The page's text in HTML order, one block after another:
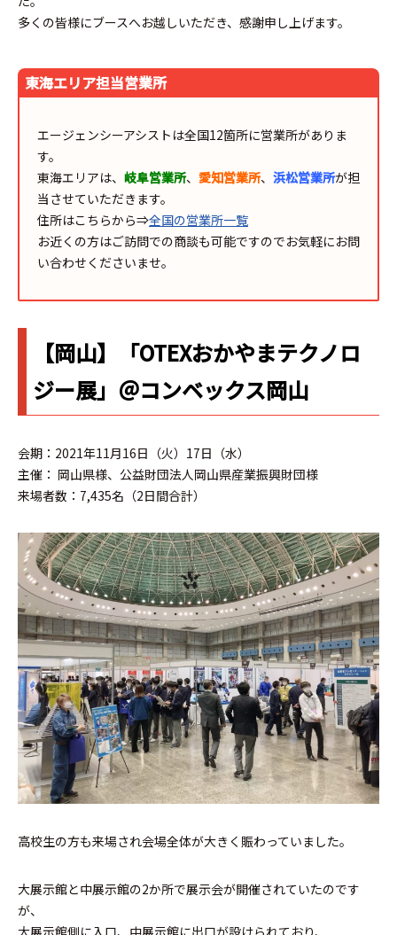
多くの皆様にブースへお越しいただき、感謝申し上げます。
東海エリア担当営業所
エージェンシーアシストは全国12箇所に営業所がありま
す。
東海エリアは、 岐阜営業所、 愛知営業所、 浜松営業所が担
当させていただきます。
住所はこちらから⇒全国の営業所一覧
お近くの方はご訪問での商談も可能ですのでお気軽にお問
い合わせくださいませ。
【岡山】「OTEXおかやまテクノロ
ジー展」＠コンベックス岡山
会期：2021年11月16日（火）17日（水）
主催： 岡山県様、公益財団法人岡山県産業振興財団様
来場者数：7,435名（2日間合計）
高校生の方も来場され会場全体が大きく賑わっていました。
大展示館と中展示館の2か所で展示会が開催されていたのです
が、
大展示館側に入口、中展示館に出口が設けられており、